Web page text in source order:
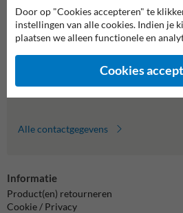
Wij zijn op werkdagen (van 8.00 tot
495 473.
Vragen? Stuur een e-mail naar
formulier in en we reageren zo
info@trafficsupply.be
Alle contactgegevens
Informatie
Product(en) retourneren
Cookie / Privacy
Door op "Cookies accepteren" te
instellingen van alle cookies. Indien je
plaatsen we alleen functionele en
Cookies